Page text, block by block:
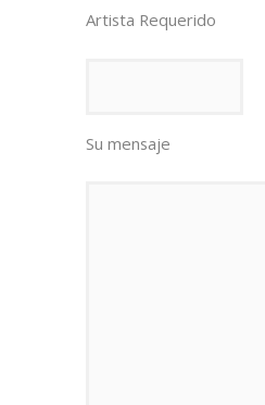
Artista Requerido
Su mensaje